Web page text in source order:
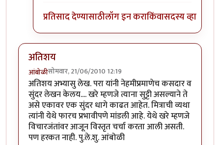
प्रतिसाद देण्यासाठीलॉग इन कराकिंवासदस्य व्हा
अतिशय
आंबोळीसोमवार, 21/06/2010 12:19
अतिशय अभ्यासु लेख. परा यांनी नेहमीप्रमाणेच कसदार व
सुंदर लेखन केलय.... खरे म्हणजे त्याना सुट्टी असल्याने ते
असे एकावर एक सुंदर धागे काढत आहेत. मित्राची व्यथा
त्यांनी येथे फारच प्रभावीपणे मांडली आहे. येथे खरे म्हणजे
विचारजंतांवर आजून विस्तृत चर्चा करता आली असती.
पण हरकत नाही. पु.ले.शु. आंबोळी